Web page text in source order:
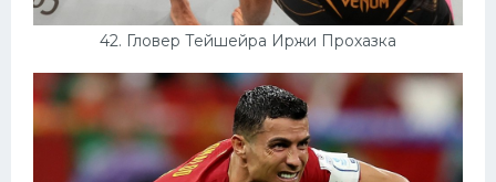
42. Гловер Тейшейра Иржи Прохазка